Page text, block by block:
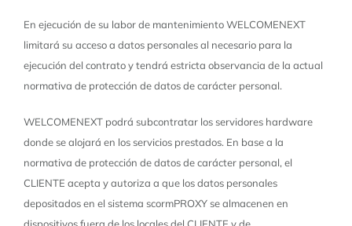
En ejecución de su labor de mantenimiento WELCOMENEXT
limitará su acceso a datos personales al necesario para la
ejecución del contrato y tendrá estricta observancia de la actual
normativa de protección de datos de carácter personal.
WELCOMENEXT podrá subcontratar los servidores hardware
donde se alojará en los servicios prestados. En base a la
normativa de protección de datos de carácter personal, el
CLIENTE acepta y autoriza a que los datos personales
depositados en el sistema scormPROXY se almacenen en